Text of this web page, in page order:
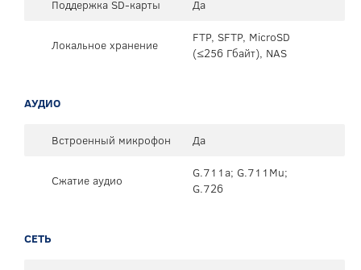
Поддержка SD-карты Да
Локальное хранение
FTP, SFTP, MicroSD
(≤256 Гбайт), NAS
АУДИО
Встроенный микрофон Да
Сжатие аудио
G.711a; G.711Mu;
G.726
СЕТЬ